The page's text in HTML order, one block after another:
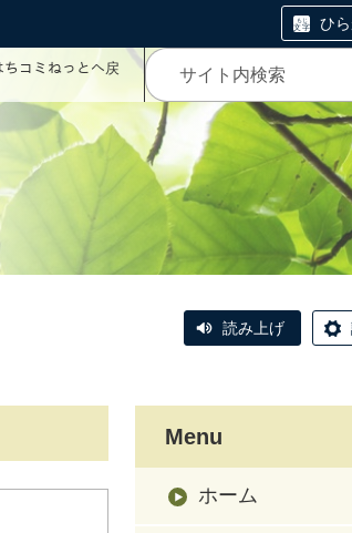
ひ
コミねっとへ戻
読み上げ
Menu
ホーム